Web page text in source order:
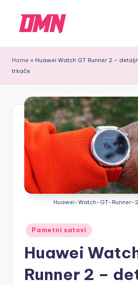
M
N
Labs
tech
Recenzije
telefona
opreme
Home » Huawei Watch GT Runner 2 –
trkače
Huawei-Watch-GT-Runner-
Posted
Pametni satovi
Huawei
Runner 2 –